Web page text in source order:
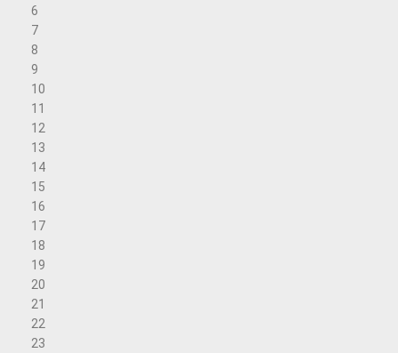
6
7
8
9
10
11
12
13
14
15
16
17
18
19
20
21
22
23